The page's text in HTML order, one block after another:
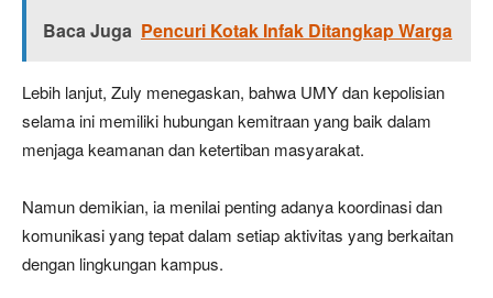
Baca Juga Pencuri Kotak Infak Ditangkap Warga
Lebih lanjut, Zuly menegaskan, bahwa UMY dan kepolisian
selama ini memiliki hubungan kemitraan yang baik dalam
menjaga keamanan dan ketertiban masyarakat.
Namun demikian, ia menilai penting adanya koordinasi dan
komunikasi yang tepat dalam setiap aktivitas yang berkaitan
dengan lingkungan kampus.